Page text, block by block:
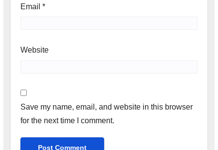
Email *
Website
Save my name, email, and website in this browser
for the next time I comment.